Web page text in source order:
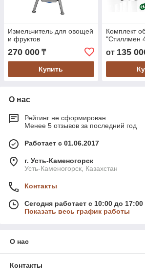
Измельчитель для овощей
и фруктов
270 000 ₸
Купить
Комплект
"Стиллмен
от 135
О нас
Рейтинг не сформирован
Менее 5 отзывов за последний год
Работает с 01.06.2017
г. Усть-Каменогорск
Усть-Каменогорск, Казахстан
Контакты
Сегодня работает с 10:00 до 17:00
Показать весь график работы
О нас
Контакты